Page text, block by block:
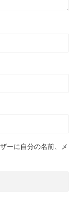
ーに自分の名前、メ